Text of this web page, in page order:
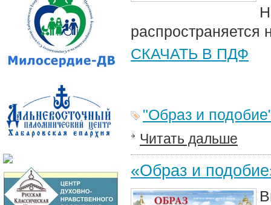
распространяется
СКАЧАТЬ В ПДФ
"Образ и
Читать дальше
«Образ и